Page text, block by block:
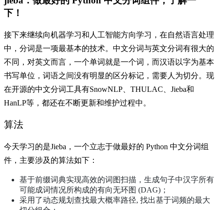
下！
接下来继续向机器学习和人工智能方向学习，在自然语言处理
中，分词是一项最基本的技术。中文分词与英文分词有很大的
不同，对英文而言，一个单词就是一个词，而汉语以字为基本
书写单位，词语之间没有明显的区分标记，需要人为切分。现
在开源的中文分词工具有SnowNLP、THULAC、Jieba和
HanLP等，都还在不断更新和维护过程中。
算法
今天学习的是Jieba，一个立志于做最好的 Python 中文分词组
件，主要涉及的算法如下：
基于前缀词典实现高效的词图扫描，生成句子中汉字所有
可能成词情况所构成的有向无环图 (DAG)；
采用了动态规划查找最大概率路径, 找出基于词频的最大